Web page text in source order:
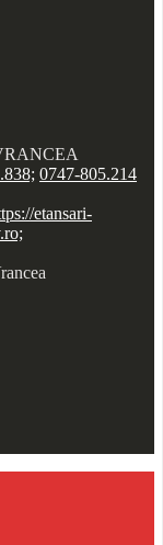
0747-805.214
etansari-